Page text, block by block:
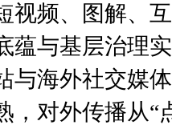
视频、图解、
蕴与基层治理
与海外社交媒
，对外传播从“